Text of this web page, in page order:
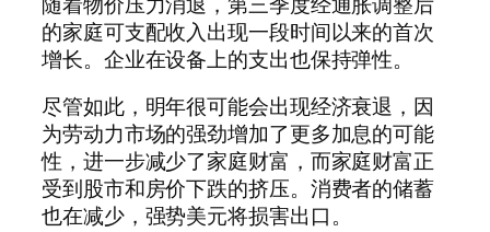
的家庭可支配收入出现一段时间以来的首次
增长。企业在设备上的支出也保持弹性。
尽管如此，明年很可能会出现经济衰退，因
为劳动力市场的强劲增加了更多加息的可能
性，进一步减少了家庭财富，而家庭财富正
受到股市和房价下跌的挤压。消费者的储蓄
也在减少，强势美元将损害出口。